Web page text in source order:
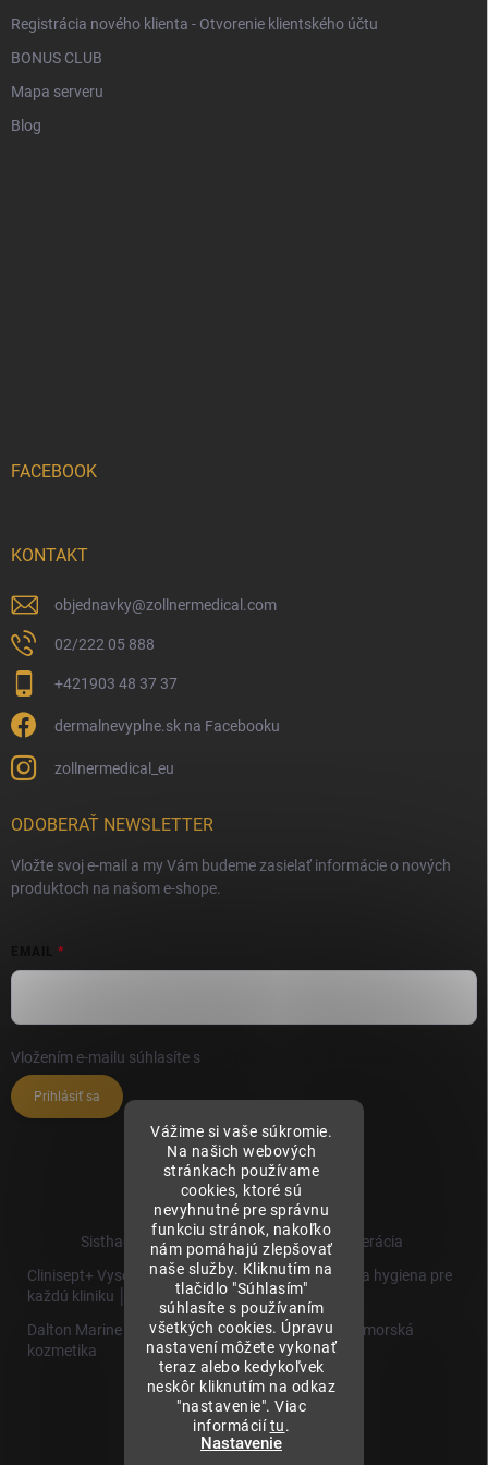
Vážime si vaše súkromie.
Na našich webových
stránkach používame
cookies, ktoré sú
nevyhnutné pre správnu
funkciu stránok, nakoľko
nám pomáhajú zlepšovať
naše služby. Kliknutím na
tlačidlo "Súhlasím"
súhlasíte s používaním
všetkých cookies. Úpravu
nastavení môžete vykonať
teraz alebo kedykoľvek
neskôr kliknutím na odkaz
"nastavenie". Viac
informáciítu.
Nastavenie
Registrácia nového klienta - Otvorenie klientského účtu
BONUS CLUB
Mapa serveru
Blog
FACEBOOK
KONTAKT
objednavky@zollnermedical.com
02/222 05 888
+421903 48 37 37
dermalnevyplne.sk na Facebooku
zollnermedical_eu
ODOBERAŤ NEWSLETTER
Vložte svoj e-mail a my Vám budeme zasielať informácie o nových
produktoch na našom e-shope.
Vložením e-mailu súhlasíte s
Prihlásiť sa
Sisthaema.sk - Skutočná Dermálna Regenerácia
Clinisept+ Vysoko účinné čistenie a antimikrobiálna hygiena pre
každú kliniku │
Dalton Marine Cosmetics - Kvalitná profesionálna morská
kozmetika
Sisthaema
Hevo T
│Skutočná
Biorevitalizácia